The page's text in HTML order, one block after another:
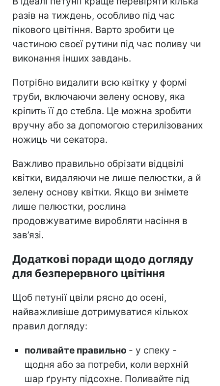
разів на тиждень, особливо під час
пікового цвітіння. Варто зробити це
частиною своєї рутини під час поливу чи
виконання інших завдань.
Потрібно видалити всю квітку у формі
труби, включаючи зелену основу, яка
кріпить її до стебла. Це можна зробити
вручну або за допомогою стерилізованих
ножиць чи секатора.
Важливо правильно обрізати відцвілі
квітки, видаляючи не лише пелюстки, а й
зелену основу квітки. Якщо ви знімете
лише пелюстки, рослина
продовжуватиме виробляти насіння в
зав’язі.
Додаткові поради щодо догляду
для безперервного цвітіння
Щоб петунії цвіли рясно до осені,
найважливіше дотримуватися кількох
правил догляду:
поливайте правильно - у спеку -
щодня або за потреби, коли верхній
шар ґрунту підсохне. Поливайте під